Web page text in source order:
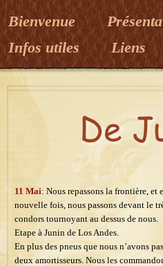
Bienvenue
Infos utiles
Liens
11 Mai: Nous repassons la frontière,
nouvelle fois, nous passons devant le
condors tournoyant au dessus de nous.
Etape à Junin de Los Andes.
En plus des pneus que nous n’avons
deux amortisseurs. Nous les